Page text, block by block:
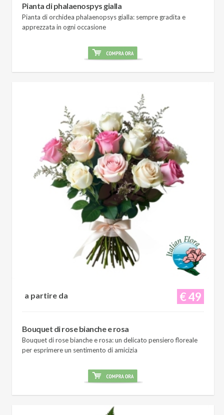
Pianta di phalaenospys gialla
Pianta di orchidea phalaenopsys gialla: sempre gradita e
apprezzata in ogni occasione
€ 49
a partire da
Bouquet di rose bianche e rosa
Bouquet di rose bianche e rosa: un delicato pensiero floreale
per esprimere un sentimento di amicizia